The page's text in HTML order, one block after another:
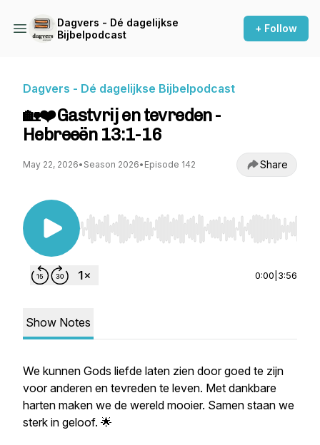
Dagvers - Dé dagelijkse
Bijbelpodcast
+ Follow
Dagvers - Dé dagelijkse Bijbelpodcast
🏡❤️Gastvrij en tevreden -
Hebreeën 13:1-16
May 22, 2026• Season 2026• Episode 142 Share
Use Left/Right to seek, Home/End to jump to
0:00 3:56
Show Notes
We kunnen Gods liefde laten zien door goed te zijn
voor anderen en tevreden te leven. Met dankbare
harten maken we de wereld mooier. Samen staan we
sterk in geloof. 🌟